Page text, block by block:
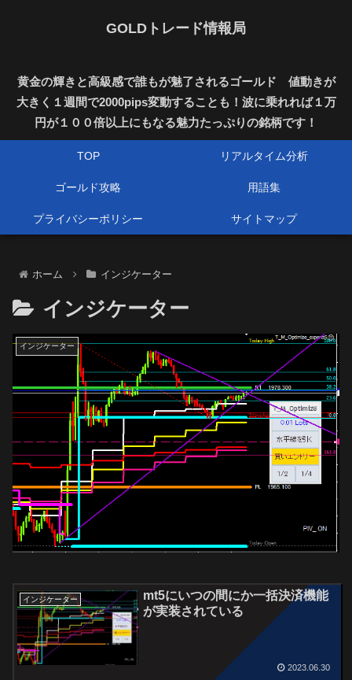
GOLDトレード情報局
黄金の輝きと高級感で誰もが魅了されるゴールド 値動きが
大きく１週間で2000pips変動することも！波に乗れれば１万
円が１００倍以上にもなる魅力たっぷりの銘柄です！
TOP リアルタイム分析
ゴールド攻略 用語集
プライバシーポリシー サイトマップ
ホーム インジケーター
インジケーター
インジケーター
インジケーター
mt5にいつの間にか一括決済機能
が実装されている
2023.06.30